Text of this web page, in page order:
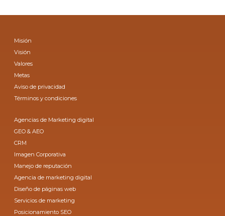
Misión
Visión
Valores
Metas
Aviso de privacidad
Términos y condiciones
Agencias de Marketing digital
GEO & AEO
CRM
Imagen Corporativa
Manejo de reputación
Agencia de marketing digital
Diseño de páginas web
Servicios de marketing
Posicionamiento SEO